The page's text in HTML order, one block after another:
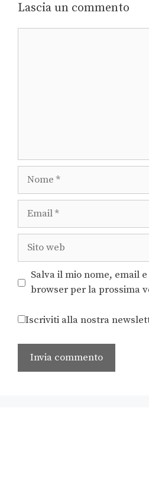
Lascia un commento
Salva il mio nome, email
browser per la prossima
Iscriviti alla nostra